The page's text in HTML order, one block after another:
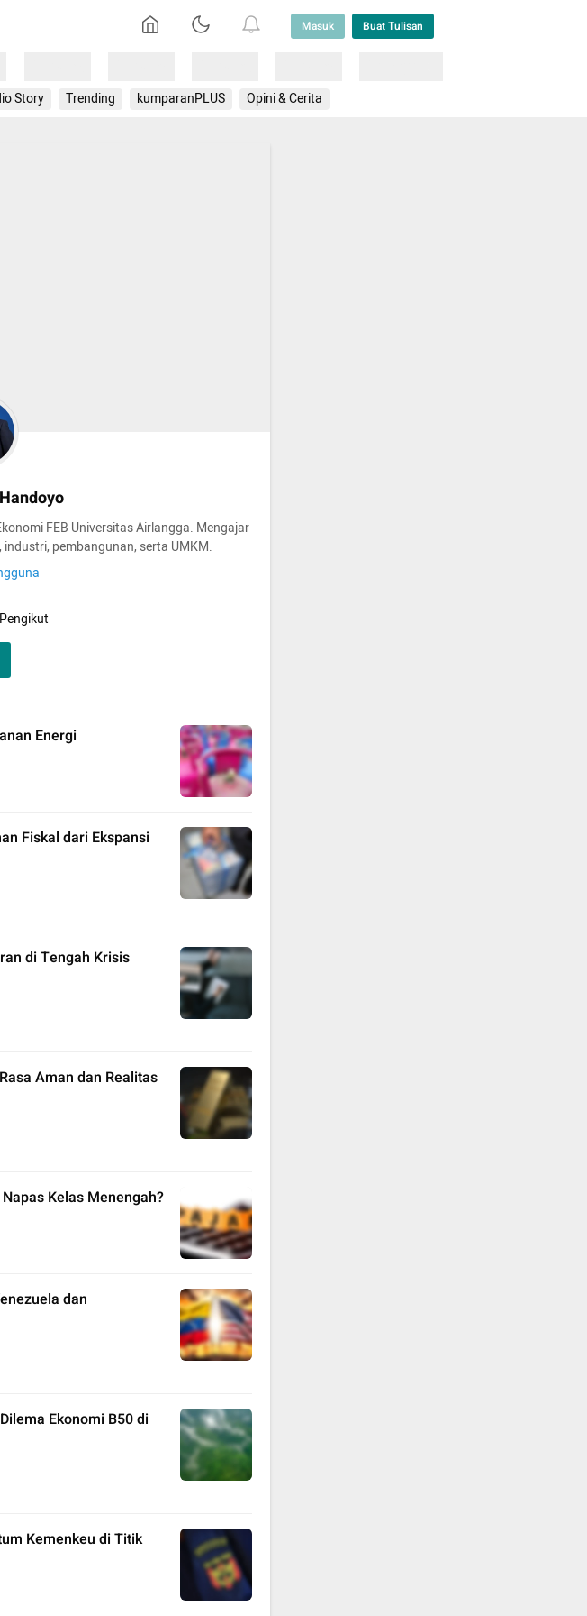
Masuk Buat Tulisan
Story Trending kumparanPLUS Opini & Cerita
FEB Universitas Airlangga. Mengajar
pembangunan, serta UMKM.
Pengikut
Energi
Fiskal dari Ekspansi
di Tengah Krisis
Aman dan Realitas
Kelas Menengah?
dan
Ekonomi B50 di
Kemenkeu di Titik